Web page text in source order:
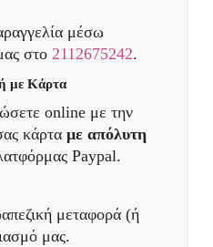
μέσω
στο 2112675242.
με Κάρτα
online με την
κάρτα με απόλυτη
Paypal.
μεταφορά (ή
μας.